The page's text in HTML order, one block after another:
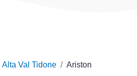
Alta Val Tidone Ariston